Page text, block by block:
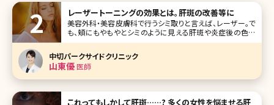
レーザートーニングの効果とは。肝斑の改善等に
美容外科・美容皮膚科で行うシミ取りと言えば、レーザー。で
も、頬にもやもやとシミのように見える肝斑や炎症後の色素
沈着は通常のシミ取りレーザーを使用すると、むしろ悪化し
がNGな色の悩みを改善してくれると言われているのが、レ
ーザートーニングです。レー
中切パークサイドクリニック
山東優医師
これってもしかして肝斑……? 多くの女性を悩ませる肝